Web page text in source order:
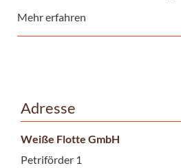
Mehr erfahren
Adresse
Weiße Flotte GmbH
Petriförder 1